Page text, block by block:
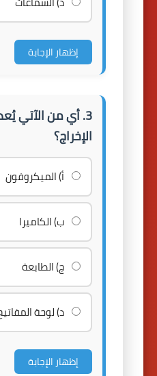
إظهار الإجابة
3. أي من الآتي
الإخراج؟
أ) الميكروفون
ب) الكاميرا
ج) الطابعة
د) لوحة
إظهار الإجابة